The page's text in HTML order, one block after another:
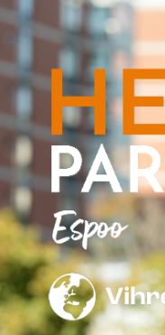
Skip
to
content